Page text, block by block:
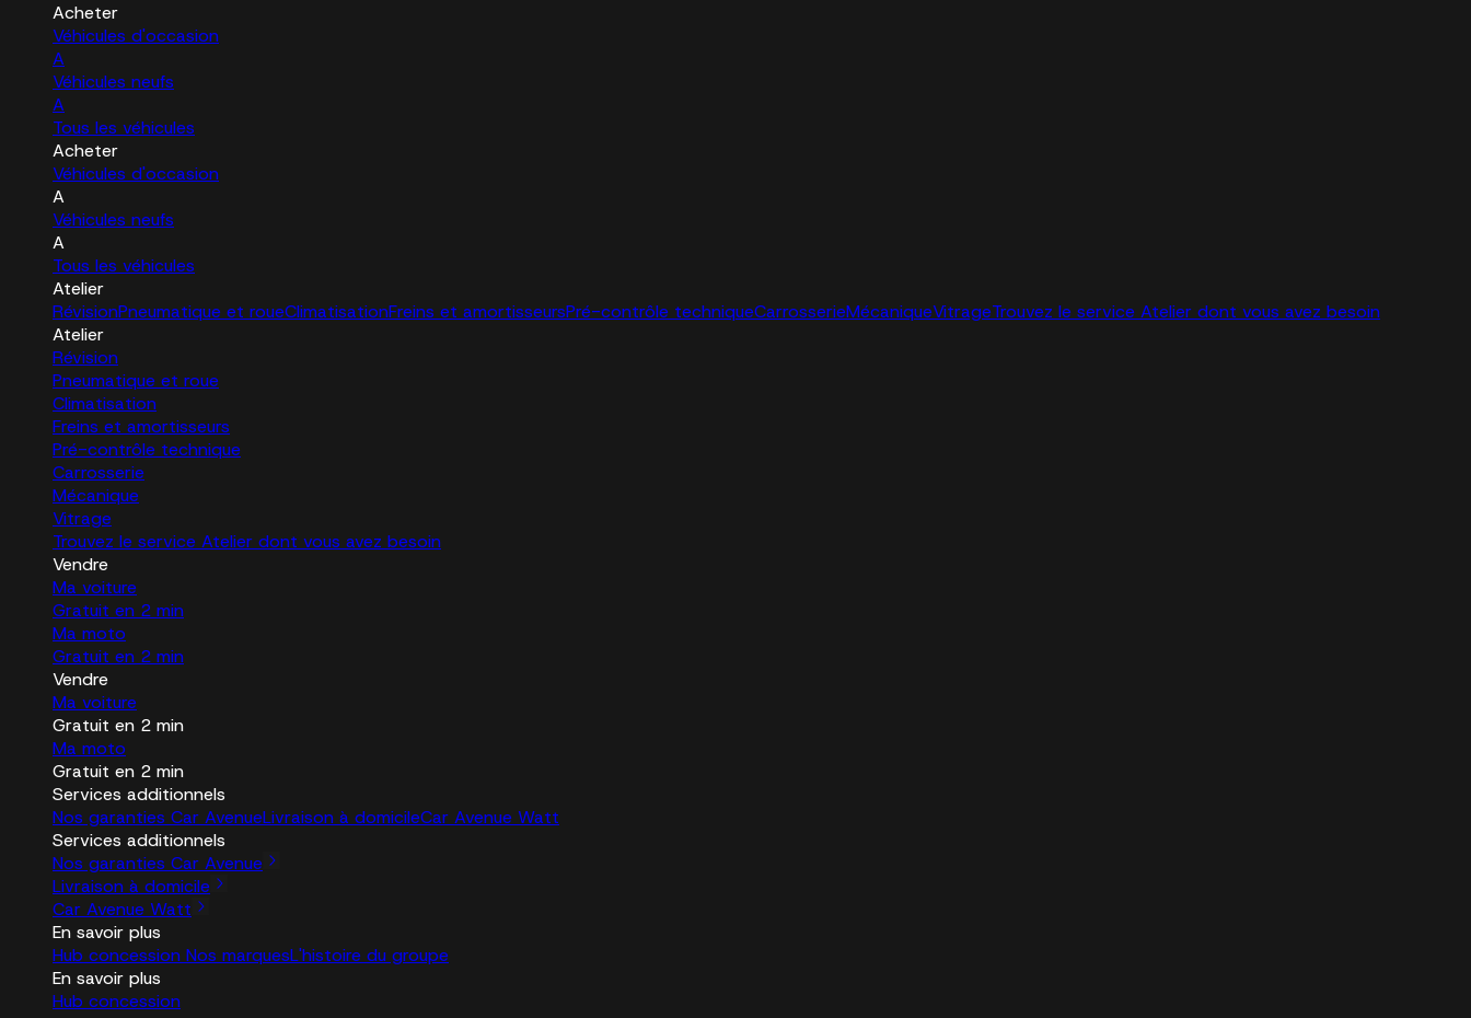
Acheter
Véhicules d'occasion
A
Véhicules neufs
A
Tous les véhicules
Acheter
Véhicules d'occasion
A
Véhicules neufs
A
Tous les véhicules
Atelier
RévisionPneumatique et roueClimatisationFreins et amortisseursPré-contrôle techniqueCarrosserieMécaniqueVitrageTrouvez le service Atelier dont vous avez besoin
Atelier
Révision
Pneumatique et roue
Climatisation
Freins et amortisseurs
Pré-contrôle technique
Carrosserie
Mécanique
Vitrage
Trouvez le service Atelier dont vous avez besoin
Vendre
Ma voiture
Gratuit en 2 min
Ma moto
Gratuit en 2 min
Vendre
Ma voiture
Gratuit en 2 min
Ma moto
Gratuit en 2 min
Services additionnels
Nos garanties Car AvenueLivraison à domicileCar Avenue Watt
Services additionnels
Nos garanties Car Avenue
Livraison à domicile
Car Avenue Watt
En savoir plus
Hub concession Nos marquesL'histoire du groupe
En savoir plus
Hub concession